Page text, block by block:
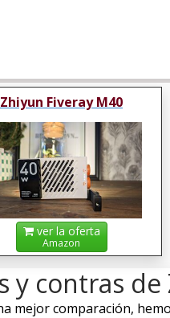
Zhiyun Fiveray M40
ver la oferta
Amazon
y contras
mejor comparación,